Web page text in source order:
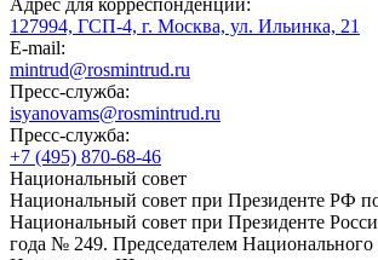
Адрес для корреспонденции:
127994, ГСП-4, г. Москва, ул. Ильинка, 21
E-mail:
mintrud@rosmintrud.ru
Пресс-служба:
isyanovams@rosmintrud.ru
Пресс-служба:
+7 (495) 870-68-46
Национальный совет
Национальный совет при Президенте РФ
Национальный совет при Президенте
года № 249. Председателем